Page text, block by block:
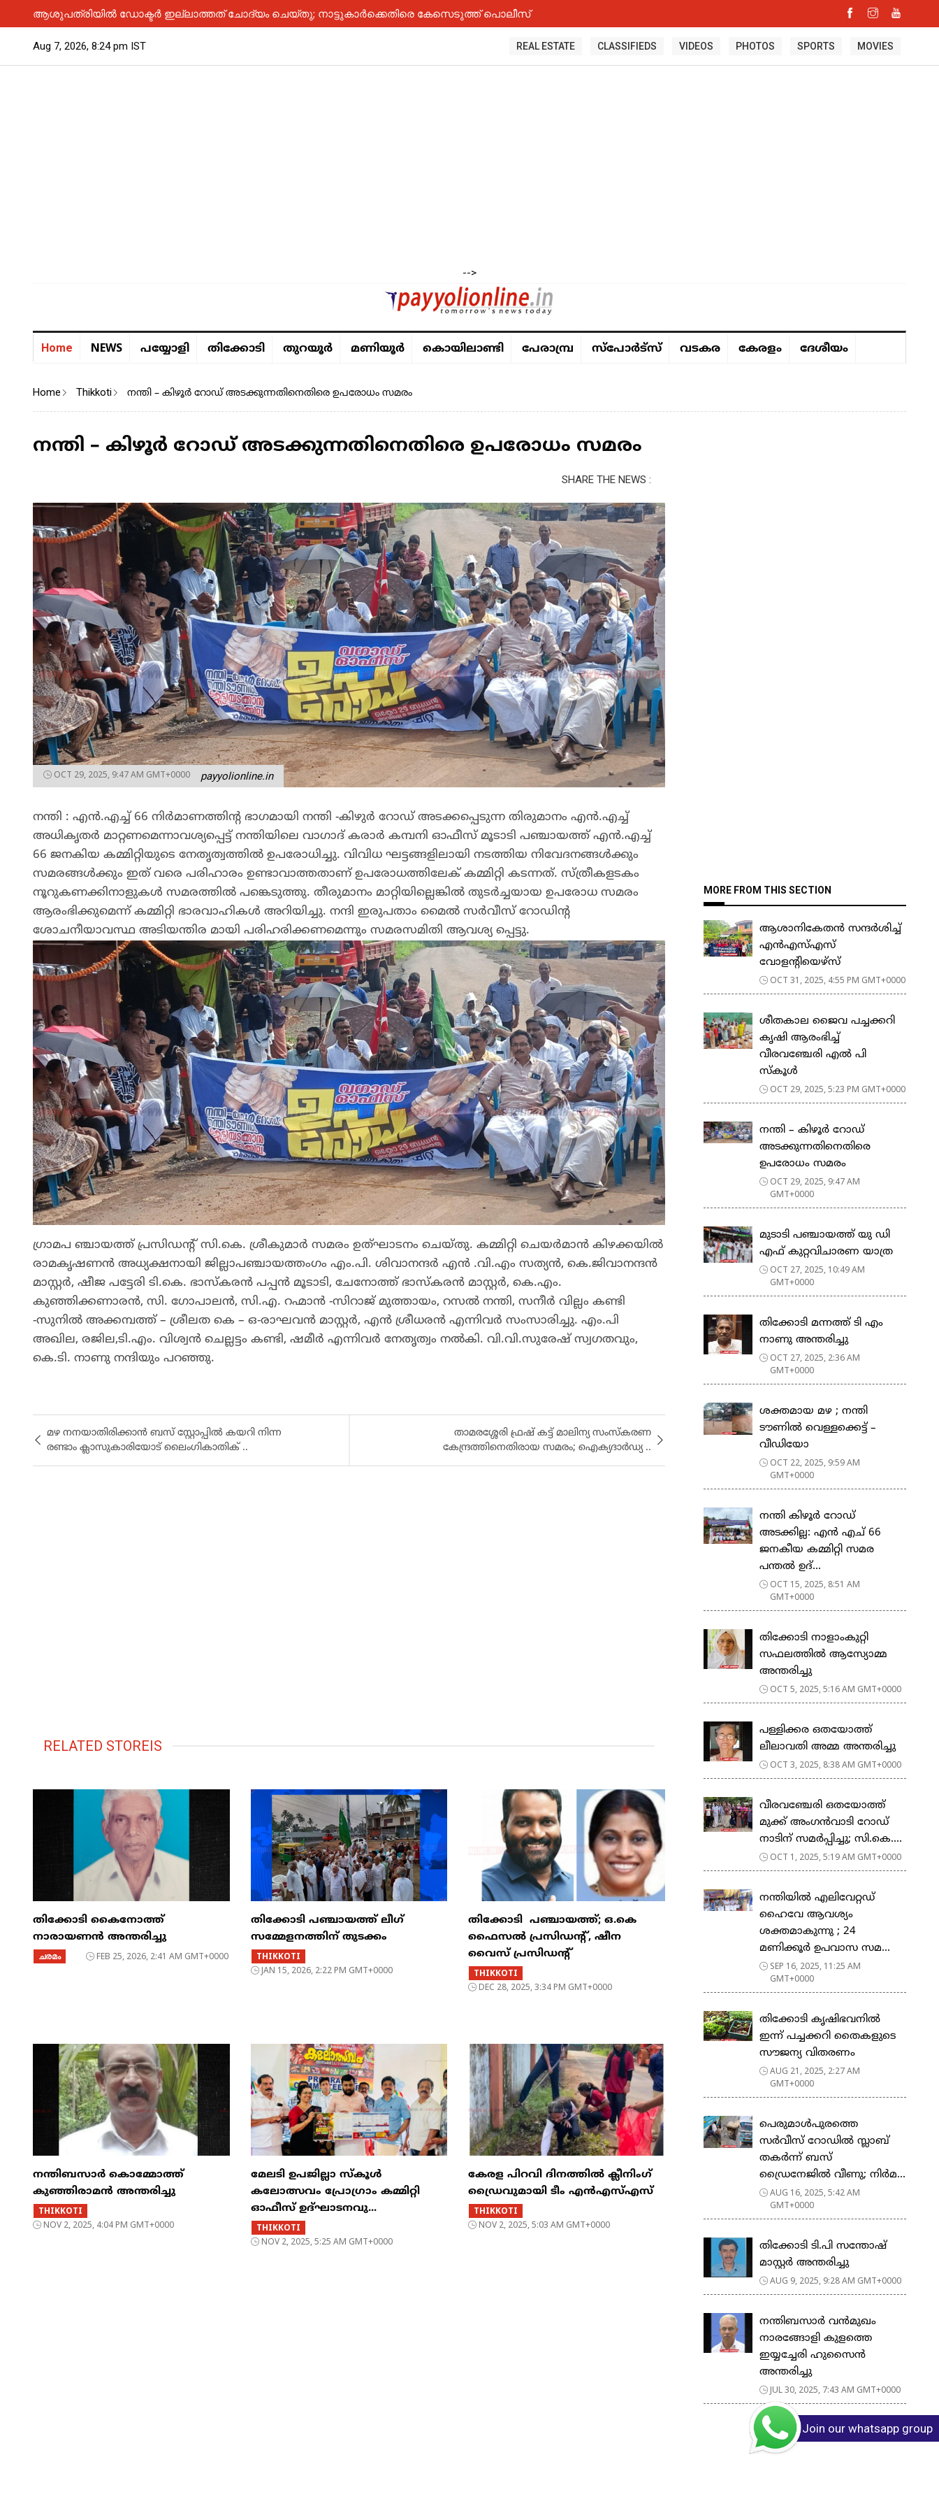
ആശുപത്രിയിൽ ഡോക്ടർ ഇല്ലാത്തത് ചോദ്യം ചെയ്തു; നാട്ടുകാർക്കെതിരെ കേസെടുത്ത് പൊലീസ്
Aug 7, 2026, 8:24 pm IST REAL ESTATE CLASSIFIEDS VIDEOS PHOTOS SPORTS MOVIES
-->
Home NEWS പയ്യോളി തിക്കോടി തുറയൂര്‍ മണിയൂര്‍ കൊയിലാണ്ടി പേരാമ്പ്ര സ്പോർട്സ് വടകര കേരളം ദേശീയം
Home Thikkoti നന്തി – കിഴൂർ റോഡ് അടക്കുന്നതിനെതിരെ ഉപരോധം സമരം
നന്തി – കിഴൂർ റോഡ് അടക്കുന്നതിനെതിരെ ഉപരോധം സമരം
SHARE THE NEWS :
OCT 29, 2025, 9:47 AM GMT+0000 payyolionline.in
നന്തി : എൻ.എച്ച് 66 നിർമാണത്തിൻ്റ ഭാഗമായി നന്തി -കിഴുർ റോഡ് അടക്കപ്പെടുന്ന തിരുമാനം എൻ.എച്ച്
അധികൃതർ മാറ്റണമെന്നാവശ്യപ്പെട്ട് നന്തിയിലെ വാഗാദ് കരാർ കമ്പനി ഓഫീസ് മൂടാടി പഞ്ചായത്ത് എൻ.എച്ച്
66 ജനകിയ കമ്മിറ്റിയുടെ നേതൃത്വത്തിൽ ഉപരോധിച്ചു. വിവിധ ഘട്ടങ്ങളിലായി നടത്തിയ നിവേദനങ്ങൾക്കും
സമരങ്ങൾക്കും ഇത് വരെ പരിഹാരം ഉണ്ടാവാത്തതാണ് ഉപരോധത്തിലേക് കമ്മിറ്റി കടന്നത്. സ്ത്രീകളടകം
നൂറുകണക്കിനാളുകൾ സമരത്തിൽ പങ്കെടുത്തു. തീരുമാനം മാറ്റിയില്ലെങ്കിൽ തുടർച്ചയായ ഉപരോധ സമരം
ആരംഭിക്കുമെന്ന് കമ്മിറ്റി ഭാരവാഹികൾ അറിയിച്ചു. നന്ദി ഇരുപതാം മൈൽ സർവീസ് റോഡിൻ്റ
ശോചനീയാവസ്ഥ അടിയന്തിര മായി പരിഹരിക്കണമെന്നും സമരസമിതി ആവശ്യ പ്പെട്ടു.
ഗ്രാമപ ഞ്ചായത്ത് പ്രസിഡൻ്റ് സി.കെ. ശ്രീകുമാർ സമരം ഉത്ഘാടനം ചെയ്തു. കമ്മിറ്റി ചെയർമാൻ കിഴക്കയിൽ
രാമകൃഷണൻ അധ്യക്ഷനായി ജില്ലാപഞ്ചായത്തംഗം എം.പി. ശിവാനന്ദർ എൻ .വി.എം സത്യൻ, കെ.ജിവാനന്ദൻ
മാസ്റ്റർ, ഷീജ പട്ടേരി ടി.കെ. ഭാസ്കരൻ പപ്പൻ മൂടാടി, ചേനോത്ത് ഭാസ്കരൻ മാസ്റ്റർ, കെ.എം.
കുഞ്ഞിക്കണാരൻ, സി. ഗോപാലൻ, സി.എ. റഹ്മാൻ -സിറാജ് മുത്തായം, റസൽ നന്തി, സനീർ വില്ലം കണ്ടി
-സുനിൽ അക്കമ്പത്ത് – ശ്രീലത കെ – ഒ-രാഘവൻ മാസ്റ്റർ, എൻ ശ്രീധരൻ എന്നിവർ സംസാരിച്ചു. എം.പി
അഖില, രജില,ടി.എം. വിശ്വൻ ചെല്ലട്ടം കണ്ടി, ഷമീർ എന്നിവർ നേതൃത്വം നൽകി. വി.വി.സുരേഷ് സ്വഗതവും,
കെ.ടി. നാണു നന്ദിയും പറഞ്ഞു.
മഴ നനയാതിരിക്കാൻ ബസ് സ്റ്റോപ്പിൽ കയറി നിന്ന
രണ്ടാം ക്ലാസുകാരിയോട് ലൈംഗികാതിക് ..
താമരശ്ശേരി ഫ്രഷ് കട്ട്‌ മാലിന്യ സംസ്കരണ
കേന്ദ്രത്തിനെതിരായ സമരം; ഐക്യദാര്‍ഡ്യ ..
RELATED STOREIS
തിക്കോടി കൈനോത്ത്
നാരായണൻ അന്തരിച്ചു
ചരമം FEB 25, 2026, 2:41 AM GMT+0000
തിക്കോടി പഞ്ചായത്ത് ലീഗ്
സമ്മേളനത്തിന് തുടക്കം
THIKKOTI
JAN 15, 2026, 2:22 PM GMT+0000
തിക്കോടി പഞ്ചായത്ത്; ഒ.കെ
ഫൈസൽ പ്രസിഡൻ്റ്, ഷീന
വൈസ് പ്രസിഡൻ്റ്
THIKKOTI
DEC 28, 2025, 3:34 PM GMT+0000
നന്തിബസാർ കൊമ്മോത്ത്
കുഞ്ഞിരാമൻ അന്തരിച്ചു
THIKKOTI
NOV 2, 2025, 4:04 PM GMT+0000
മേലടി ഉപജില്ലാ സ്കൂൾ
കലോത്സവം പ്രോഗ്രാം കമ്മിറ്റി
ഓഫീസ് ഉദ്ഘാടനവു...
THIKKOTI
NOV 2, 2025, 5:25 AM GMT+0000
കേരള പിറവി ദിനത്തിൽ ക്ലീനിംഗ്
ഡ്രൈവുമായി ടീം എൻഎസ്‌എസ്‌
THIKKOTI
NOV 2, 2025, 5:03 AM GMT+0000
MORE FROM THIS SECTION
ആശാനികേതൻ സന്ദർശിച്ച്
എൻഎസ്‌എസ്‌
വോളന്റിയെഴ്‌സ്
OCT 31, 2025, 4:55 PM GMT+0000
ശീതകാല ജൈവ പച്ചക്കറി
കൃഷി ആരംഭിച്ച്
വീരവഞ്ചേരി എൽ പി
സ്കൂൾ
OCT 29, 2025, 5:23 PM GMT+0000
നന്തി – കിഴൂർ റോഡ്
അടക്കുന്നതിനെതിരെ
ഉപരോധം സമരം
OCT 29, 2025, 9:47 AM
GMT+0000
മുടാടി പഞ്ചായത്ത് യു ഡി
എഫ് കുറ്റവിചാരണ യാത്ര
OCT 27, 2025, 10:49 AM
GMT+0000
തിക്കോടി മന്നത്ത് ടി എം
നാണു അന്തരിച്ചു
OCT 27, 2025, 2:36 AM
GMT+0000
ശക്തമായ മഴ ; നന്തി
ടൗണിൽ വെള്ളക്കെട്ട് –
വീഡിയോ
OCT 22, 2025, 9:59 AM
GMT+0000
നന്തി കിഴൂർ റോഡ്
അടക്കില്ല: എൻ എച് 66
ജനകീയ കമ്മിറ്റി സമര
പന്തൽ ഉദ്...
OCT 15, 2025, 8:51 AM
GMT+0000
തിക്കോടി നാളാംകുറ്റി
സഫലത്തിൽ ആസ്യോമ്മ
അന്തരിച്ചു
OCT 5, 2025, 5:16 AM GMT+0000
പള്ളിക്കര ഒതയോത്ത്
ലീലാവതി അമ്മ അന്തരിച്ചു
OCT 3, 2025, 8:38 AM GMT+0000
വീരവഞ്ചേരി ഒതയോത്ത്
മുക്ക് അംഗൻവാടി റോഡ്
നാടിന് സമർപ്പിച്ചു; സി.കെ....
OCT 1, 2025, 5:19 AM GMT+0000
നന്തിയിൽ എലിവേറ്റഡ്
ഹൈവേ ആവശ്യം
ശക്തമാകുന്നു ; 24
മണിക്കൂർ ഉപവാസ സമ...
SEP 16, 2025, 11:25 AM
GMT+0000
തിക്കോടി കൃഷിഭവനിൽ
ഇന്ന് പച്ചക്കറി തൈകളുടെ
സൗജന്യ വിതരണം
AUG 21, 2025, 2:27 AM
GMT+0000
പെരുമാൾപുരത്തെ
സർവീസ് റോഡിൽ സ്ലാബ്
തകർന്ന് ബസ്
ഡ്രൈനേജിൽ വീണു; നിർമ...
AUG 16, 2025, 5:42 AM
GMT+0000
തിക്കോടി ടി.പി സന്തോഷ്
മാസ്റ്റർ അന്തരിച്ചു
AUG 9, 2025, 9:28 AM GMT+0000
നന്തിബസാർ വൻമുഖം
നാരങ്ങോളി കുളത്തെ
ഇയ്യച്ചേരി ഹുസൈൻ
അന്തരിച്ചു
JUL 30, 2025, 7:43 AM GMT+0000
Join our whatsapp group